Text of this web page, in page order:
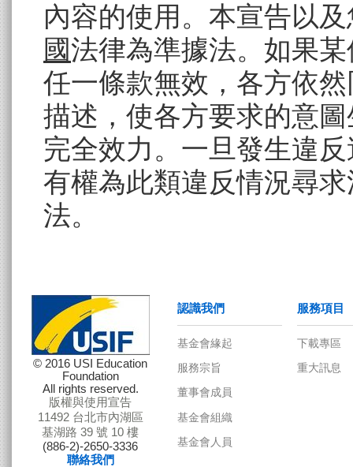
內容的使用。本宣告以
國法律為準據法。如果
任一條款無效，各方依
描述，使各方要求的意
完全效力。一旦發生違
有權為此類違反情況尋
法。
© 2016 USI Education
Foundation
All rights reserved.
版權與使用宣告
11492 台北市內湖區
基湖路 39 號 10 樓
(886-2)-2650-3336
聯絡我們
認識我們 服務項目